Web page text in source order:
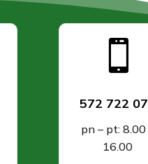

572 722
pn – pt: 8.00
16.00